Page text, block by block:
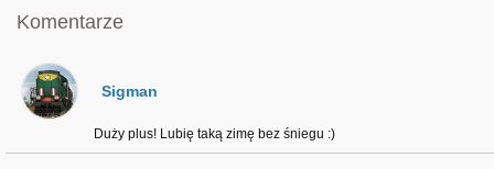
Komentarze
Sigman
Duży plus! Lubię taką zimę bez śniegu :)